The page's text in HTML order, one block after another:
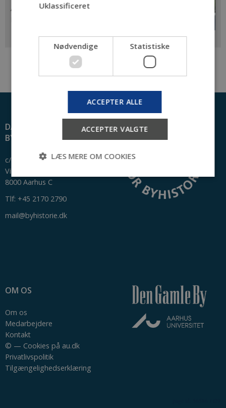
Arkivar, seniorforsker,
DANSK CENTER FOR
BYHISTORIE
c/o Den Gamle By
Viborgvej 2
8000 Aarhus C
Tlf: +45 2170 2790
mail@byhistorie.dk
OM OS
Om os
Medarbejdere
Kontakt
© — Cookies på au.dk
Privatlivspolitik
Tilgængelighedserklæring
Uklassificeret
Nødvendige Statistiske
ACCEPTER ALLE
ACCEPTER VALGTE
LÆS MERE OM COOKIES
Statistiske
Nødvendige cookies hjælper med at gøre
CookieScript
byhistorie.dk
1 år
This cookie
is used by
Cookie-
Script.com
service to
remember
visitor